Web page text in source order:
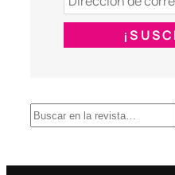
B
u
c